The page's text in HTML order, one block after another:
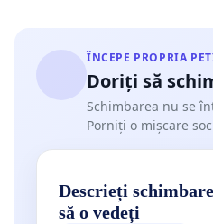
ÎNCEPE PROPRIA
Doriți să
Schimbarea nu se
Porniți o mișcare
Descrieți
să o vedeți